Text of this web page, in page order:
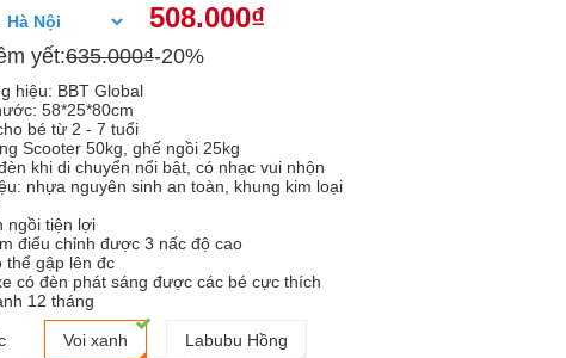
508.000₫
yết:635.000₫-20%
hiệu: BBT Global
58*25*80cm
bé từ 2 - 7 tuổi
Scooter 50kg, ghế ngồi 25kg
khi di chuyển nổi bật, có nhạc vui nhộn
nhựa nguyên sinh an toàn, khung kim loại
ngồi tiện lợi
điểu chỉnh được 3 nấc độ cao
thể gập lên đc
có đèn phát sáng được các bé cực thích
12 tháng
Voi xanh Labubu Hồng